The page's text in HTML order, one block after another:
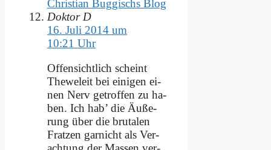
Christian Buggischs Blog
Doktor D
16. Juli 2014 um
10:21 Uhr
Of­fen­sicht­lich scheint
The­we­leit bei ei­ni­gen ei­
nen Nerv ge­trof­fen zu ha­
ben. Ich hab’ die Äu­ße­
rung über die bru­ta­len
Frat­zen gar­nicht als Ver­